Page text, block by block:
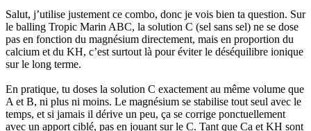
Salut, j’utilise justement ce combo, donc je vois bien ta question. Sur
le balling Tropic Marin ABC, la solution C (sel sans sel) ne se dose
pas en fonction du magnésium directement, mais en proportion du
calcium et du KH, c’est surtout là pour éviter le déséquilibre ionique
sur le long terme.
En pratique, tu doses la solution C exactement au même volume que
A et B, ni plus ni moins. Le magnésium se stabilise tout seul avec le
temps, et si jamais il dérive un peu, ça se corrige ponctuellement
avec un apport ciblé, pas en jouant sur le C. Tant que Ca et KH sont